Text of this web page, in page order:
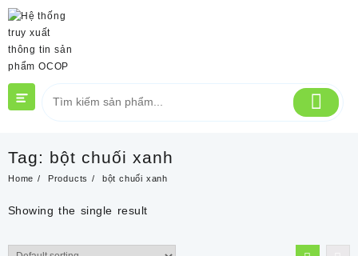
Skip
to
content
Tag: bột chuối xanh
Home Products bột chuối xanh
Showing the single result